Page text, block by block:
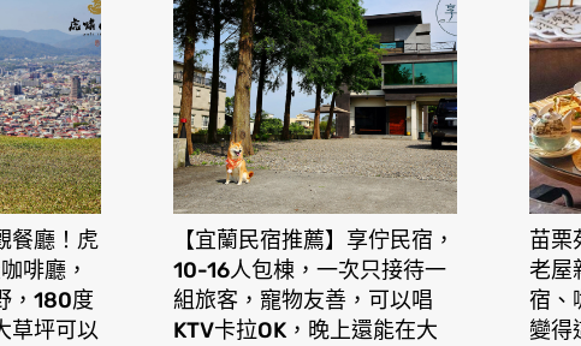
餐廳！虎
啡廳，
，180度
草坪可以
【宜蘭民宿推薦】享佇民宿，
10-16人包棟，一次只接待一
組旅客，寵物友善，可以唱
KTV卡拉OK，晚上還能在大
苗栗
老屋
宿、
變得